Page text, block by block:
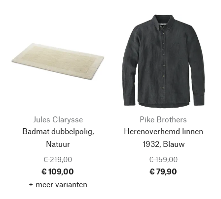
Jules Clarysse
Badmat dubbelpolig,
Natuur
€ 219,00
€ 109,00
+ meer varianten
Pike Brothers
Herenoverhemd linnen
1932, Blauw
€ 159,00
€ 79,90